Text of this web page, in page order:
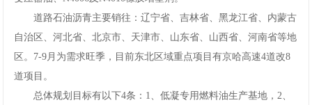
道路石油沥青主要销往：辽宁省、吉林省、黑龙江省、内蒙古
自治区、河北省、北京市、天津市、山东省、山西省、河南省等地
区。7-9月为需求旺季，目前东北区域重点项目有京哈高速4道改8
道项目。
总体规划目标有以下4条：1、低凝专用燃料油生产基地，2、